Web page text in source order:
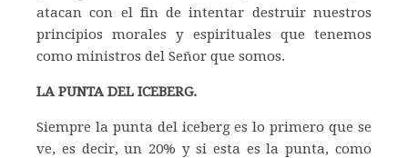
atacan con el fin de intentar destruir nuestros
principios morales y espirituales que tenemos
como ministros del Señor que somos.
LA PUNTA DEL ICEBERG.
Siempre la punta del iceberg es lo primero que se
ve, es decir, un 20% y si esta es la punta, como